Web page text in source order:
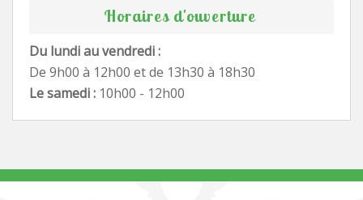
Horaires d'ouverture
Du lundi au vendredi :
De 9h00 à 12h00 et de 13h30 à 18h30
Le samedi : 10h00 - 12h00